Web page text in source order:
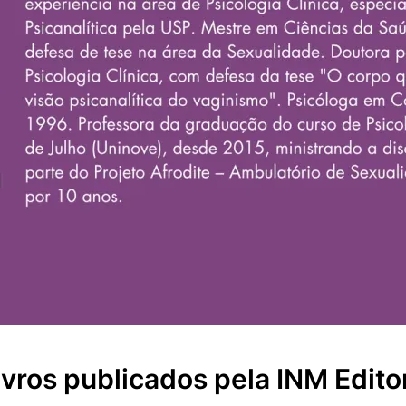
publicados pela INM